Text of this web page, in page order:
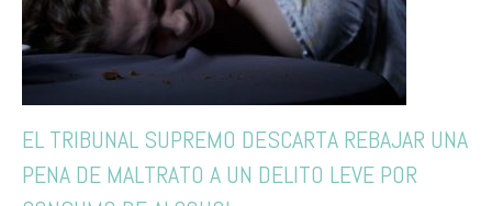
EL TRIBUNAL SUPREMO DESCARTA REBAJAR UNA
PENA DE MALTRATO A UN DELITO LEVE POR